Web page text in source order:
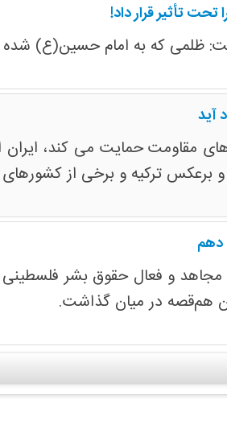
تأثیر قرار داد!
ظلمی که به امام حسین(ع)
آید
مقاومت حمایت می کند، ایران
برعکس ترکیه و برخی از
دهم
هم‌قصه در میان گذاشت.